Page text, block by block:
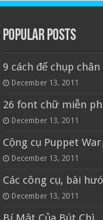
Popular Posts
9 cách để chụp
December 13, 2011
26 font chữ miễn
December 13, 2011
Cộng cụ Puppet
December 13, 2011
Các công cụ, bài
December 13, 2011